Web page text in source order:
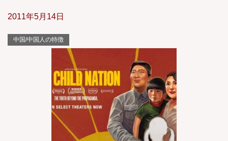
2011年5月14日
中国/中国人の特徴